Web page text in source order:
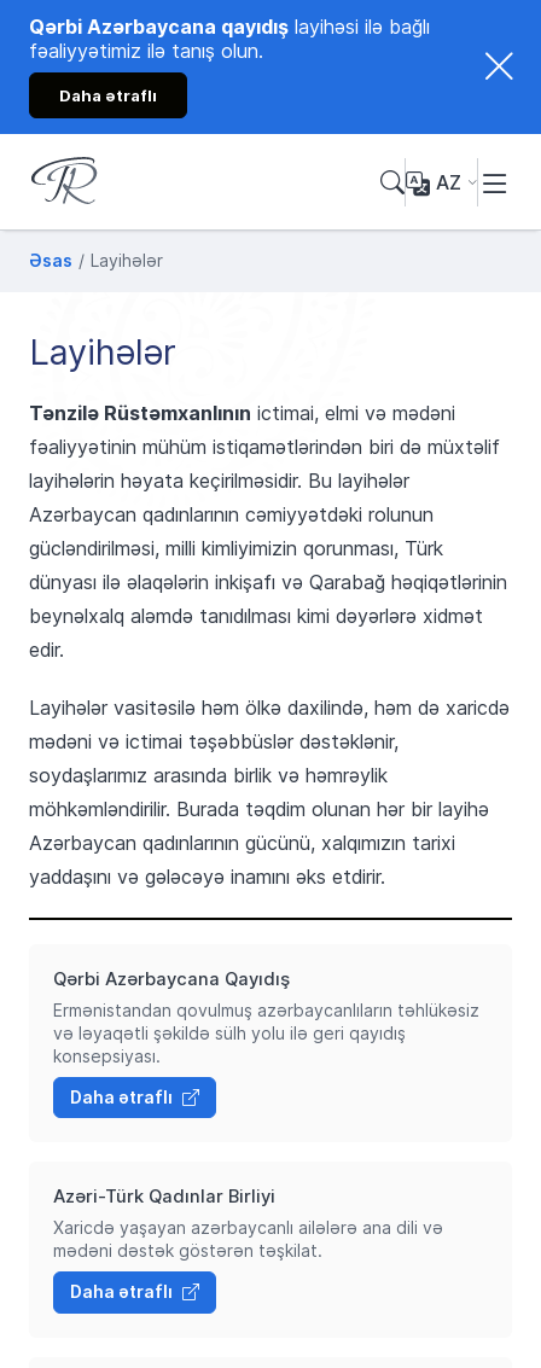
Qərbi Azərbaycana qayıdış layihəsi ilə bağlı
fəaliyyətimiz ilə tanış olun.
Daha ətraflı
Tənzilə Rüstəmxanlı
AZ
Əsas Layihələr
Layihələr
Tənzilə Rüstəmxanlının ictimai, elmi və mədəni
fəaliyyətinin mühüm istiqamətlərindən biri də müxtəlif
layihələrin həyata keçirilməsidir. Bu layihələr
Azərbaycan qadınlarının cəmiyyətdəki rolunun
gücləndirilməsi, milli kimliyimizin qorunması, Türk
dünyası ilə əlaqələrin inkişafı və Qarabağ həqiqətlərinin
beynəlxalq aləmdə tanıdılması kimi dəyərlərə xidmət
edir.
Layihələr vasitəsilə həm ölkə daxilində, həm də xaricdə
mədəni və ictimai təşəbbüslər dəstəklənir,
soydaşlarımız arasında birlik və həmrəylik
möhkəmləndirilir. Burada təqdim olunan hər bir layihə
Azərbaycan qadınlarının gücünü, xalqımızın tarixi
yaddaşını və gələcəyə inamını əks etdirir.
Qərbi Azərbaycana Qayıdış
Ermənistandan qovulmuş azərbaycanlıların təhlükəsiz
və ləyaqətli şəkildə sülh yolu ilə geri qayıdış
konsepsiyası.
Daha ətraflı
Azəri-Türk Qadınlar Birliyi
Xaricdə yaşayan azərbaycanlı ailələrə ana dili və
mədəni dəstək göstərən təşkilat.
Daha ətraflı